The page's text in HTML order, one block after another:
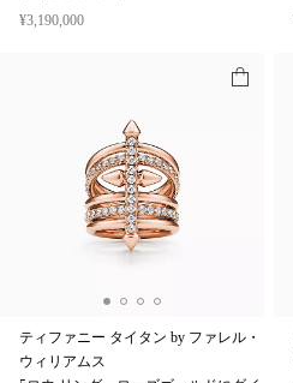
¥3,190,000
ティファニー タイタン by ファレル・
ウィリアムス